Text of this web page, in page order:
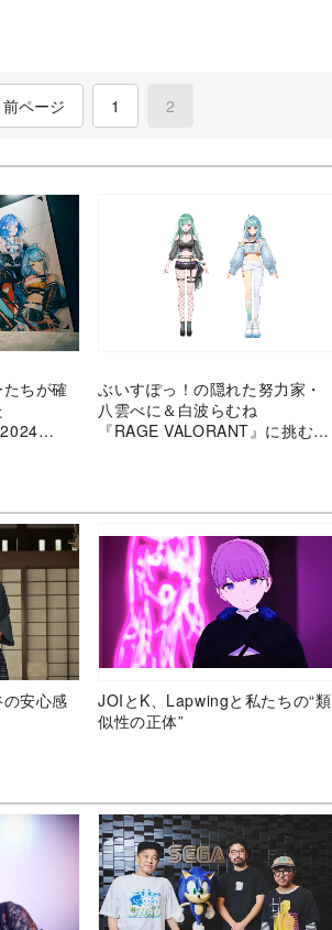
前ページ 1 2
ちが確
ぶいすぽっ！の隠れた努力家・
八雲べに＆白波らむね
『RAGE VALORANT』に挑むメ
の安心感
JOIとK、Lapwingと私たちの“類
似性の正体”